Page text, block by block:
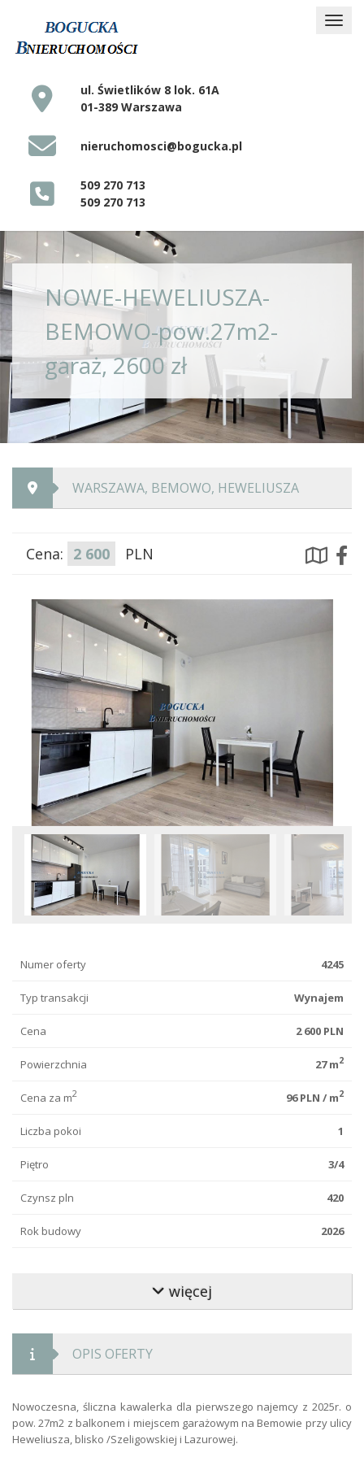
ul. Świetlików 8 lok. 61A
01-389 Warszawa
nieruchomosci@bogucka.pl
509 270 713
509 270 713
NOWE-HEWELIUSZA-
BEMOWO-pow.27m2-
garaż, 2600 zł
WARSZAWA, BEMOWO, HEWELIUSZA
Cena: 2 600 PLN
Numer oferty 4245
Typ transakcji Wynajem
Cena 2 600 PLN
Powierzchnia 27 m2
Cena za m2 96 PLN / m2
Liczba pokoi 1
Piętro 3/4
Czynsz pln 420
Rok budowy 2026
Typ budynku
Klatka schodowa
Forma własności własność
więcej
OPIS OFERTY
Nowoczesna, śliczna kawalerka dla pierwszego najemcy z 2025r. o
pow. 27m2 z balkonem i miejscem garażowym na Bemowie przy ulicy
Heweliusza, blisko /Szeligowskiej i Lazurowej.